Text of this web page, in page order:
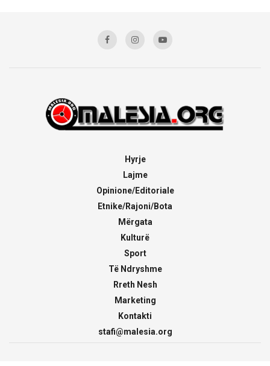
Hyrje
Lajme
Opinione/Editoriale
Etnike/Rajoni/Bota
Mërgata
Kulturë
Sport
Të Ndryshme
Rreth Nesh
Marketing
Kontakti
stafi@malesia.org